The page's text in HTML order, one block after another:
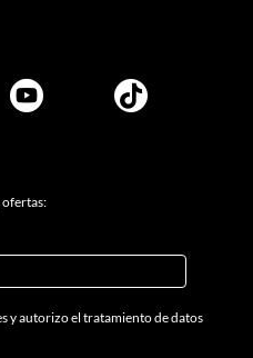
ofertas:
yautorizo el tratamiento de datos